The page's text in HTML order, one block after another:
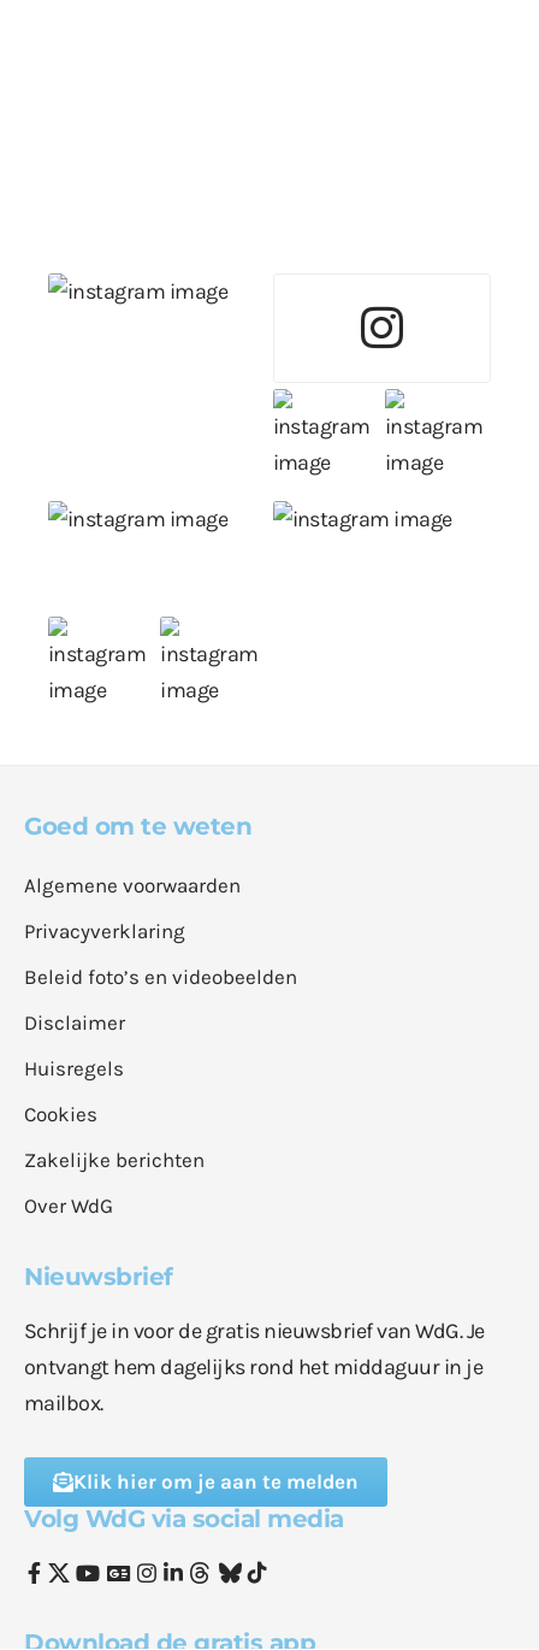
Goed om te weten
Algemene voorwaarden
Privacyverklaring
Beleid foto’s en videobeelden
Disclaimer
Huisregels
Cookies
Zakelijke berichten
Over WdG
Nieuwsbrief
Schrijf je in voor de gratis nieuwsbrief van WdG. Je
ontvangt hem dagelijks rond het middaguur in je
mailbox.
Klik hier om je aan te melden
Volg WdG via social media
Download de gratis app